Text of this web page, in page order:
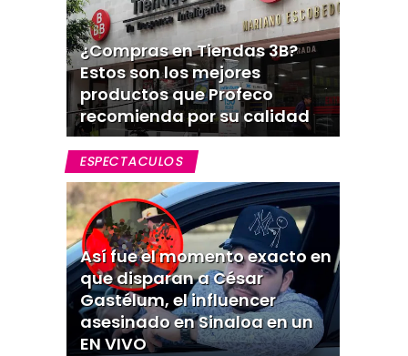
¿Compras en Tiendas 3B?
Estos son los mejores
productos que Profeco
recomienda por su calidad
ESPECTACULOS
Así fue el momento exacto en
que disparan a César
Gastélum, el influencer
asesinado en Sinaloa en un
EN VIVO